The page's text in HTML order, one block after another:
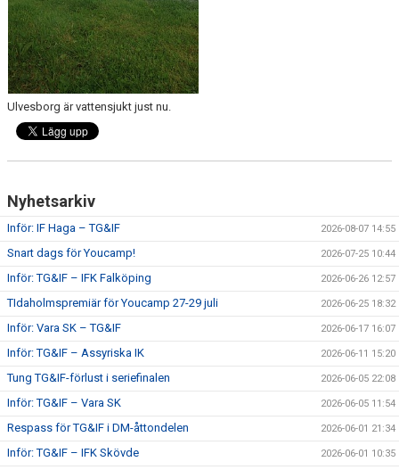
CUPER ARBETSBESKRIVNING
PLANSCHEMA
Ulvesborg är vattensjukt just nu.
Nyhetsarkiv
Inför: IF Haga – TG&IF 2026-08-07 14:55
Snart dags för Youcamp! 2026-07-25 10:44
Inför: TG&IF – IFK Falköping 2026-06-26 12:57
TIdaholmspremiär för Youcamp 27-29 juli 2026-06-25 18:32
Inför: Vara SK – TG&IF 2026-06-17 16:07
Inför: TG&IF – Assyriska IK 2026-06-11 15:20
Tung TG&IF-förlust i seriefinalen 2026-06-05 22:08
Inför: TG&IF – Vara SK 2026-06-05 11:54
Respass för TG&IF i DM-åttondelen 2026-06-01 21:34
Inför: TG&IF – IFK Skövde 2026-06-01 10:35